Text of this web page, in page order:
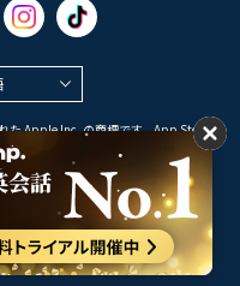
た Apple Inc. の商標です。App Store は
クです。
の商標です。
イン英会話
Reserved.